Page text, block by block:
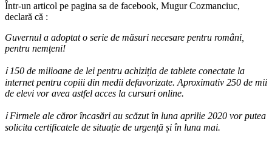
Într-un articol pe pagina sa de facebook, Mugur Cozmanciuc,
declară că :
Guvernul a adoptat o serie de măsuri necesare pentru români,
pentru nemțeni!
ℹ️150 de milioane de lei pentru achiziția de tablete conectate la
internet pentru copiii din medii defavorizate. Aproximativ 250 de mii
de elevi vor avea astfel acces la cursuri online.
ℹ️Firmele ale căror încasări au scăzut în luna aprilie 2020 vor putea
solicita certificatele de situație de urgență și în luna mai.